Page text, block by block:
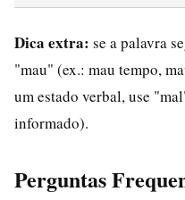
Dica extra: se a palavra
"mau" (ex.: mau tempo,
um estado verbal, use
informado).
Perguntas